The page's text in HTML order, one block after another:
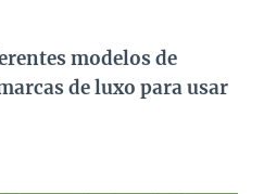
modelos de
de luxo para usar